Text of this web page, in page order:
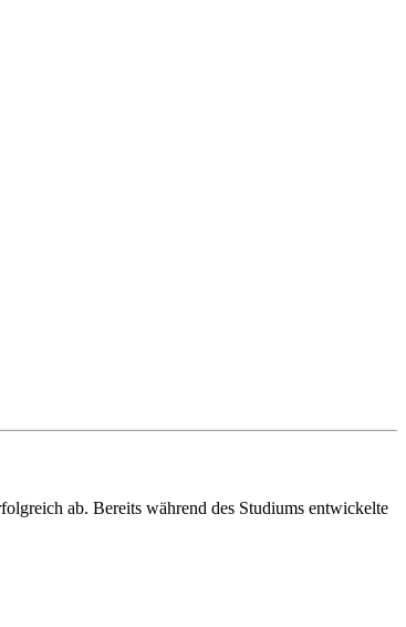
ab. Bereits während des Studiums entwickelte